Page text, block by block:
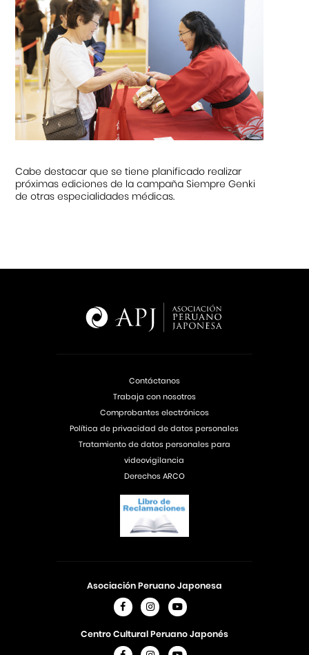
Cabe destacar que se tiene planificado realizar
próximas ediciones de la campaña Siempre Genki
de otras especialidades médicas.
Asociación Peruano Japonesa
Centro Cultural Peruano Japonés
Contáctanos
Trabaja con nosotros
Comprobantes electrónicos
Política de privacidad de datos personales
Tratamiento de datos personales para
videovigilancia
Derechos ARCO